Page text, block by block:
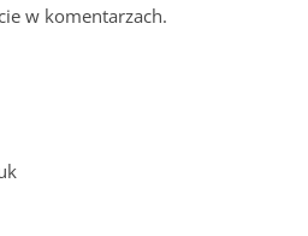
w komentarzach.